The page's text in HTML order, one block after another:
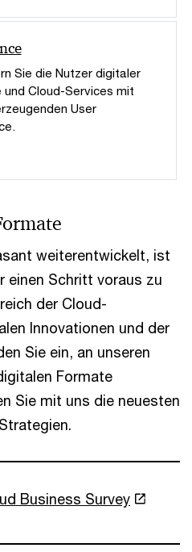
Sie die Nutzer digitaler
und Cloud-Services mit
User
weiterentwickelt, ist
einen Schritt voraus zu
der Cloud-
Innovationen und der
Sie ein, an unseren
Formate
Sie mit uns die neuesten
Business Survey